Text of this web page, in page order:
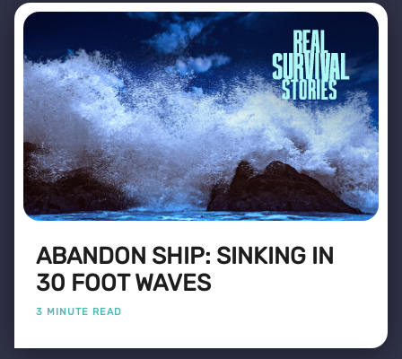
ABANDON SHIP: SINKING IN
30 FOOT WAVES
3 MINUTE READ